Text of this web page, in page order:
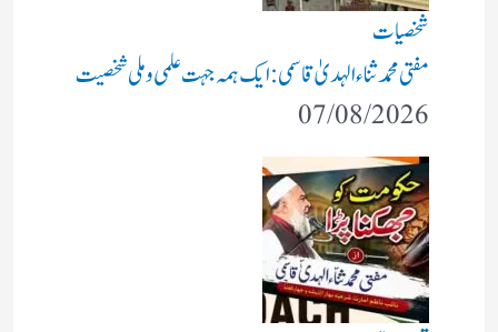
شخصیات
مفتی محمد ثناء الہدیٰ قاسمی: ایک ہمہ جہت علمی و ملی شخصیت
07/08/2026